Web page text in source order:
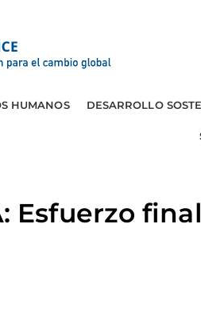
HUMANOS DESARROLLO
Esfuerzo